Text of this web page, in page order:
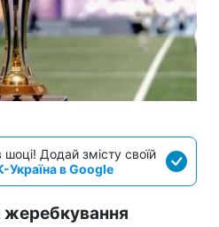
Додай змісту своїй
Україна в Google
жеребкування